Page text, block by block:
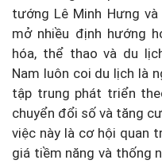
tướng Lê Minh Hưng
mở nhiều định hướng
hóa, thể thao và du
Nam luôn coi du lịch là
tập trung phát triển
chuyển đổi số và tăng
việc này là cơ hội quan
giá tiềm năng và thống